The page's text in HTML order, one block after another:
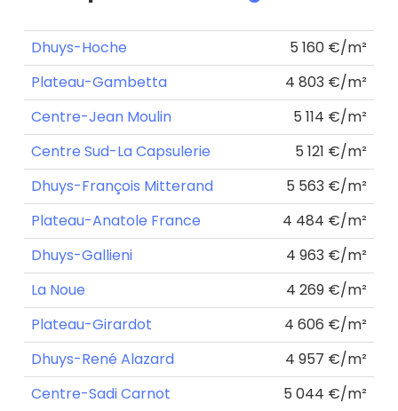
Dhuys-Hoche
5 160 €/m²
Plateau-Gambetta
4 803 €/m²
Centre-Jean Moulin
5 114 €/m²
Centre Sud-La Capsulerie
5 121 €/m²
Dhuys-François Mitterand
5 563 €/m²
Plateau-Anatole France
4 484 €/m²
Dhuys-Gallieni
4 963 €/m²
La Noue
4 269 €/m²
Plateau-Girardot
4 606 €/m²
Dhuys-René Alazard
4 957 €/m²
Centre-Sadi Carnot
5 044 €/m²